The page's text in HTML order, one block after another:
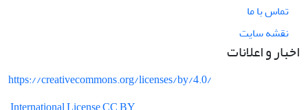
تماس با ما
نقشه سایت
اخبار و اعلانات
https://creativecommons.org/licenses/by/4.0/